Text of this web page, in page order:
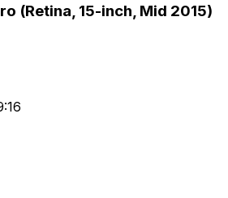
(Retina, 15-inch, Mid 2015)